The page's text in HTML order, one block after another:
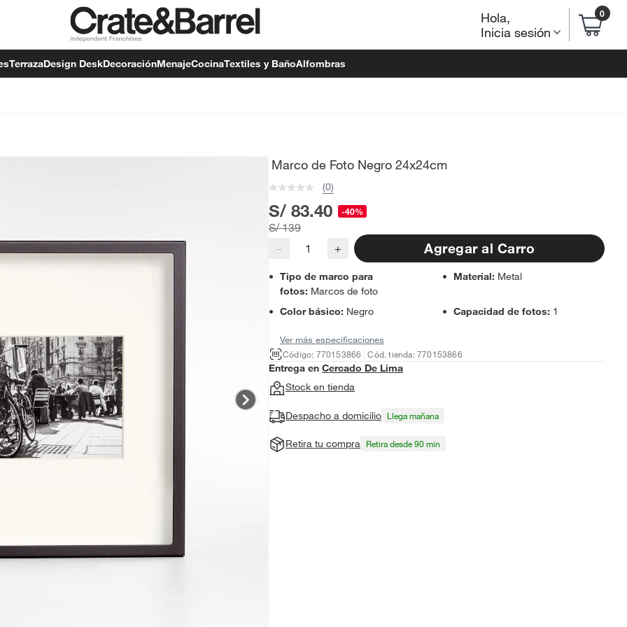
Hola,
Inicia sesión
0
TerrazaDesign DeskDecoraciónMenajeCocinaTextiles y BañoAlfombras
Marco de Foto Negro 24x24cm
(0)
S/ 83.40 -40%
S/ 139
−
+ Agregar al Carro
Tipo de marco para
fotos: Marcos de foto
Material: Metal
Color básico: Negro Capacidad de fotos: 1
Ver más especificaciones
Código: 770153866
Cód. tienda: 770153866
Entrega en Cercado De Lima
Stock en tienda
Despacho a domicilio Llega mañana
Retira tu compra Retira desde 90 min